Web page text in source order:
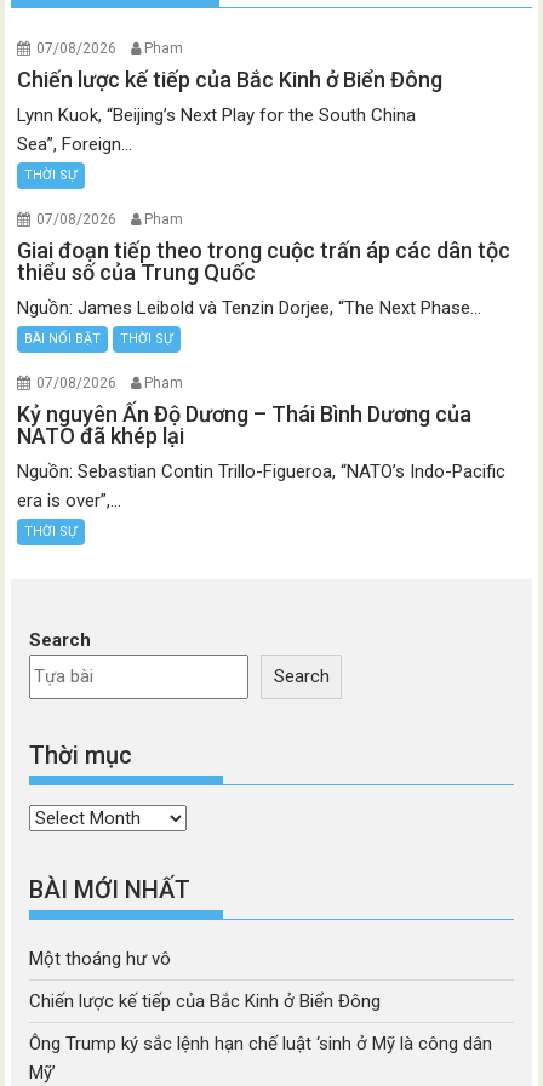
07/08/2026 Pham
Chiến lược kế tiếp của Bắc Kinh ở Biển Đông
Lynn Kuok, “Beijing’s Next Play for the South China
Sea”, Foreign...
THỜI SỰ
07/08/2026 Pham
Giai đoạn tiếp theo trong cuộc trấn áp các dân tộc
thiểu số của Trung Quốc
Nguồn: James Leibold và Tenzin Dorjee, “The Next Phase...
BÀI NỔI BẬT THỜI SỰ
07/08/2026 Pham
Kỷ nguyên Ấn Độ Dương – Thái Bình Dương của
NATO đã khép lại
Nguồn: Sebastian Contin Trillo-Figueroa, “NATO’s Indo-Pacific
era is over”,...
THỜI SỰ
Search
Search
Thời mục
Thời
BÀI MỚI NHẤT
Một thoáng hư vô
Chiến lược kế tiếp của Bắc Kinh ở Biển Đông
Ông Trump ký sắc lệnh hạn chế luật ‘sinh ở Mỹ là công dân
Mỹ’